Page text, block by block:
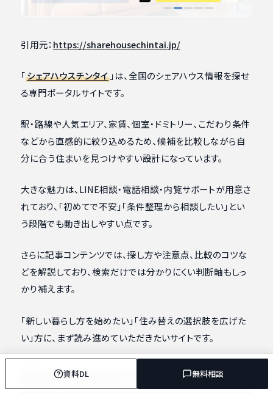
資料DL 無料相談
引用元： https://sharehousechintai.jp/
「シェアハウスチンタイ」は、全国のシェアハウス情報を探せ
る専門ポータルサイトです。
駅・路線や人気エリア、家賃、個室・ドミトリー、こだわり条件
などから直感的に絞り込めるため、候補を比較しながら自
分に合う住まいを見つけやすい設計になっています。
大きな魅力は、LINE相談・電話相談・内覧サポートが用意さ
れており、「初めてで不安」「条件整理から相談したい」とい
う段階でも動き出しやすい点です。
さらに記事コンテンツでは、探し方や注意点、比較のコツな
どを解説しており、検索だけでは分かりにくい判断軸もしっ
かり補えます。
「新しい暮らし方を始めたい」「住み替えの選択肢を広げた
い」方に、まず読み進めていただきたいサイトです。
目的に合ったWebメディアの選び方